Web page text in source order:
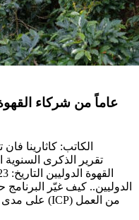
الكاتب: كاثارينا
الدوليين.. كيف غيّر البرنامج